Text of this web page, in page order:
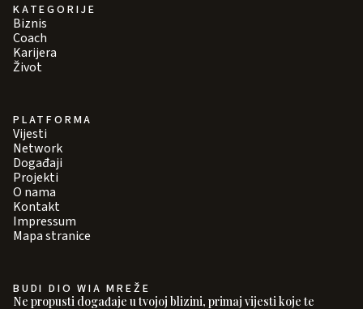
KATEGORIJE
Biznis
Coach
Karijera
Život
PLATFORMA
Vijesti
Network
Događaji
Projekti
O nama
Kontakt
Impressum
Mapa stranice
BUDI DIO WIA MREŽE
Ne propusti događaje u tvojoj blizini, primaj vijesti koje te